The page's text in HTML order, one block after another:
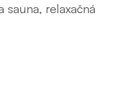
sauna, relaxačná